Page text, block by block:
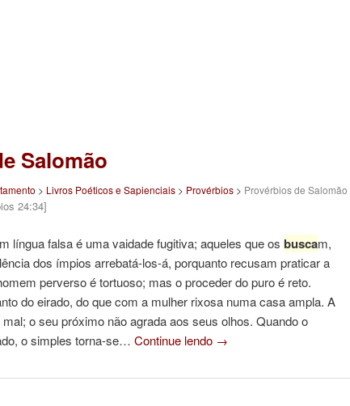
Salomão
> Livros Poéticos e Sapienciais > Provérbios > Provérbios de Salomão
24:34]
língua falsa é uma vaidade fugitiva; aqueles que os buscam,
dos ímpios arrebatá-los-á, porquanto recusam praticar a
perverso é tortuoso; mas o proceder do puro é reto.
do eirado, do que com a mulher rixosa numa casa ampla. A
o seu próximo não agrada aos seus olhos. Quando o
o simples torna-se… Continue lendo →